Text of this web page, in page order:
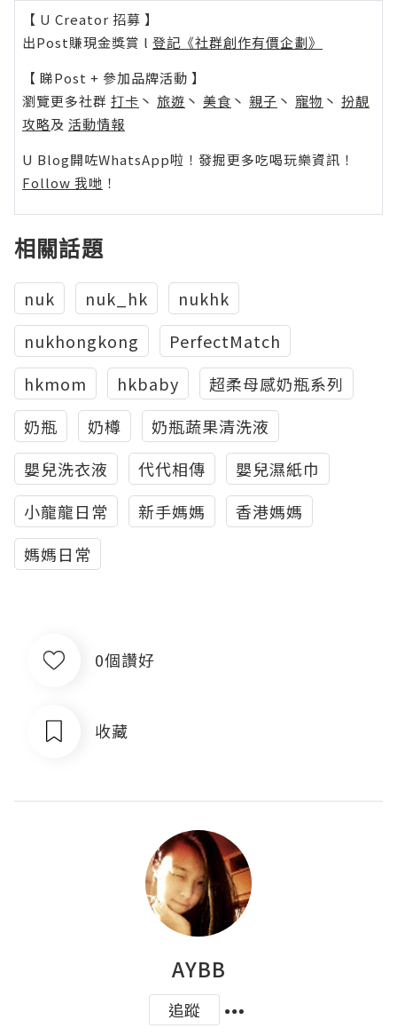
【 U Creator 招募 】
出Post賺現金獎賞 l 登記《社群創作有價企劃》
【 睇Post + 參加品牌活動 】
瀏覽更多社群 打卡 丶 旅遊 丶 美食 丶 親子 丶 寵物 丶 扮靚
攻略及 活動情報
U Blog開咗WhatsApp啦！發掘更多吃喝玩樂資訊！
Follow 我哋 ！
相關話題
nuk nuk_hk
nukhk
nukhongkong
PerfectMatch
hkmom
hkbaby
超柔母感奶瓶系列
奶瓶
奶樽
奶瓶蔬果清洗液
嬰兒洗衣液
代代相傳
嬰兒濕紙巾
小龍龍日常
新手媽媽
香港媽媽
媽媽日常
0個讚好
收藏
AYBB
追蹤